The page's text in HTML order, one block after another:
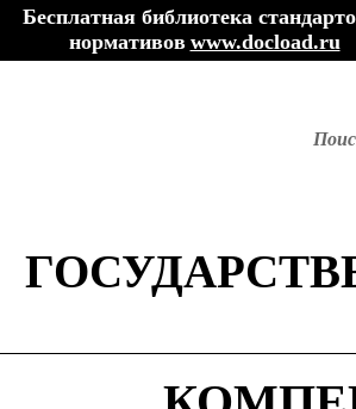
Бесплатная библиотека
нормативов www.docload.ru